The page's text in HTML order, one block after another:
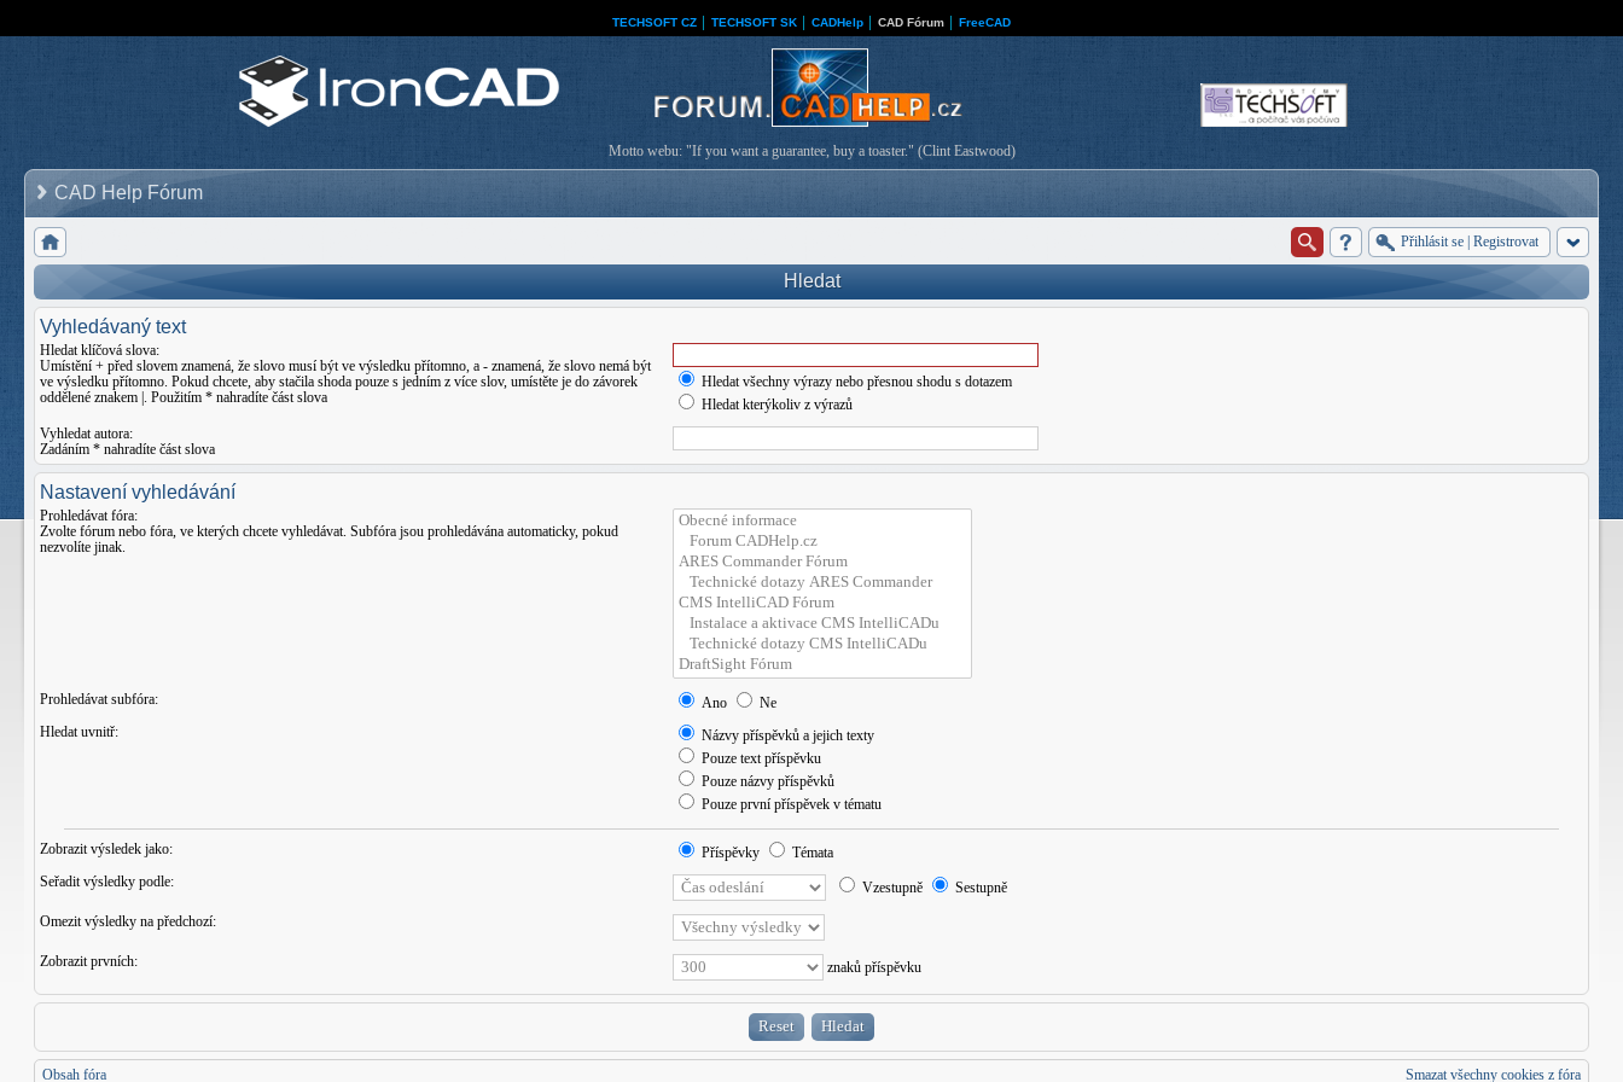
TECHSOFT CZ TECHSOFT SK CADHelp CAD Fórum FreeCAD
Motto webu: "If you want a guarantee, buy a toaster." (Clint Eastwood)
CAD Help Fórum
Přihlásit se Registrovat
Hledat
Vyhledávaný text
Hledat klíčová slova:
Umístění + před slovem znamená, že slovo musí být ve výsledku přítomno, a - znamená, že slovo nemá být
ve výsledku přítomno. Pokud chcete, aby stačila shoda pouze s jedním z více slov, umístěte je do závorek
oddělené znakem . Použitím * nahradíte část slova
Hledat všechny výrazy nebo přesnou shodu s dotazem
Hledat kterýkoliv z výrazů
Vyhledat autora:
Zadáním * nahradíte část slova
Nastavení vyhledávání
Prohledávat fóra:
Zvolte fórum nebo fóra, ve kterých chcete vyhledávat. Subfóra jsou prohledávána automaticky, pokud
nezvolíte jinak.
Prohledávat subfóra: Ano
Ne
Hledat uvnitř:
Názvy příspěvků a jejich texty
Pouze text příspěvku
Pouze názvy příspěvků
Pouze první příspěvek v tématu
Zobrazit výsledek jako: Příspěvky
Témata
Seřadit výsledky podle:
Vzestupně
Sestupně
Omezit výsledky na předchozí:
Zobrazit prvních: znaků příspěvku
Obsah fóra Smazat všechny cookies z fóra